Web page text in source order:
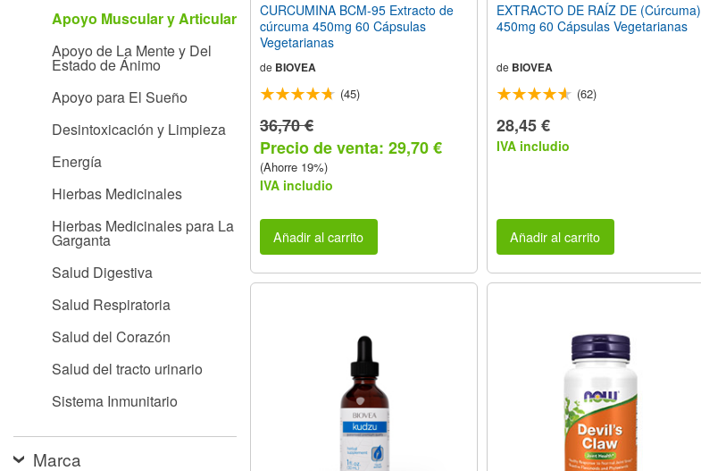
pantalla;
Presione
accesibilidad.
Apoyo Muscular y Articular
Apoyo de La Mente y Del
Estado de Ánimo
Apoyo para El Sueño
Desintoxicación y Limpieza
Energía
Hierbas Medicinales
Hierbas Medicinales para La
Garganta
Salud Digestiva
Salud Respiratoria
Salud del Corazón
Salud del tracto urinario
Sistema Inmunitario
Marca
CURCUMINA BCM-95 Extracto de
cúrcuma 450mg 60 Cápsulas
Vegetarianas
de BIOVEA
(45)
36,70 €
Precio de venta: 29,70 €
(Ahorre 19%)
IVA includio
Añadir al carrito
EXTRACTO DE RAÍZ DE (Cúrcuma)
450mg 60 Cápsulas Vegetarianas
de BIOVEA
(62)
28,45 €
IVA includio
Añadir al carrito